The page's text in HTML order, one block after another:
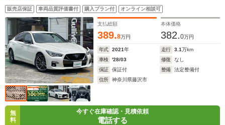
販売店保証 車両品質評価書付 購入プラン付 オンライン相談可
支払総額
389.8万円
本体価格
382.0万円
年式 2021年 走行 3.1万km
車検
'28/03 修復
なし
保証
保証付 整備
法定整備付
住所
神奈川県藤沢市
無
料
今すぐ在庫確認・見積依頼
電話する